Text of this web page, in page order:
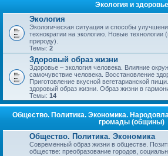
Экология и здоровье
Экология
Экологическая ситуация и способы
технократии на экологию. Новые
природу).
Темы: 2
Здоровый образ жизни
Здоровье – экология человека. Влияние
самочувствие человека. Восстановление
Приготовление вкусной вегетарианской
здоровый образ жизни. Образ жизни в
Темы: 14
Общество. Политика. Экономика.
громады (общины)
Общество. Политика. Экономика
Современный образ жизни в обществе.
обществе: преобразование городов,